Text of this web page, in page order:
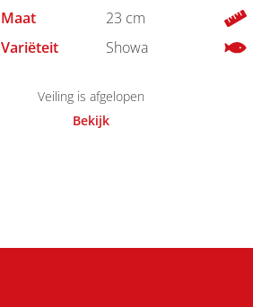
Maat
23 cm
Variëteit
Showa
Veiling is afgelopen
Bekijk